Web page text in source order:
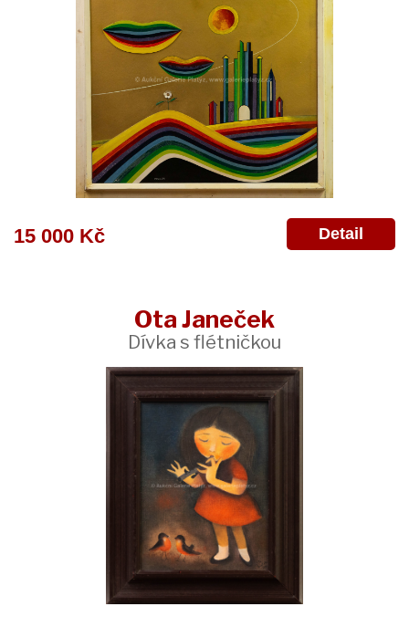
15 000 Kč Detail
Ota Janeček
Dívka s flétničkou